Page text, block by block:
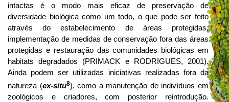
intactas é o modo mais eficaz de preservação de
diversidade biológica como um todo, o que pode ser feito
através do estabelecimento de áreas protegidas,
implementação de medidas de conservação fora das áreas
protegidas e restauração das comunidades biológicas em
habitats degradados (PRIMACK e RODRIGUES, 2001).
Ainda podem ser utilizadas iniciativas realizadas fora da
natureza (ex-situ8), como a manutenção de indivíduos em
zoológicos e criadores, com posterior reintrodução.